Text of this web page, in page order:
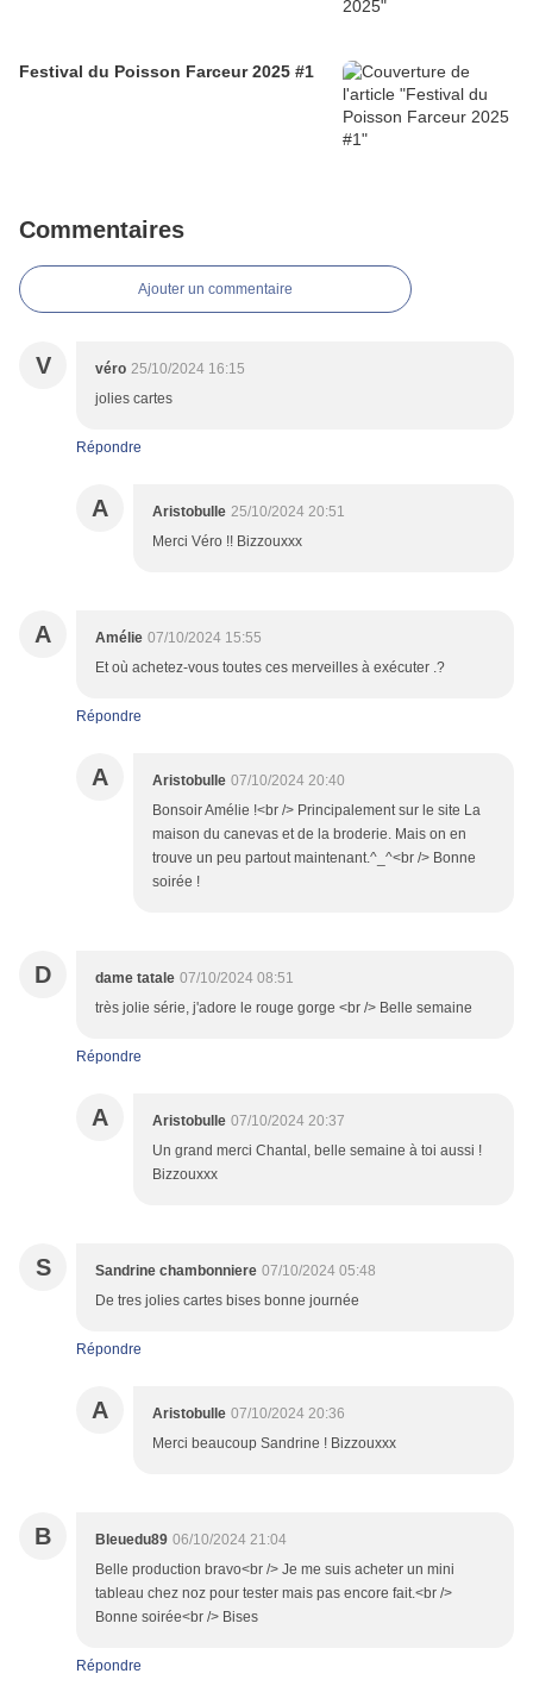
Festival du Poisson Farceur 2025 #1
Commentaires
Ajouter un commentaire
V véro 25/10/2024 16:15
jolies cartes
Répondre
A Aristobulle 25/10/2024 20:51
Merci Véro !! Bizzouxxx
A Amélie 07/10/2024 15:55
Et où achetez-vous toutes ces merveilles à exécuter .?
Répondre
A Aristobulle 07/10/2024 20:40
Bonsoir Amélie !<br /> Principalement sur le site La
maison du canevas et de la broderie. Mais on en
trouve un peu partout maintenant.^_^<br /> Bonne
soirée !
D dame tatale 07/10/2024 08:51
très jolie série, j'adore le rouge gorge <br /> Belle semaine
Répondre
A Aristobulle 07/10/2024 20:37
Un grand merci Chantal, belle semaine à toi aussi !
Bizzouxxx
S Sandrine chambonniere 07/10/2024 05:48
De tres jolies cartes bises bonne journée
Répondre
A Aristobulle 07/10/2024 20:36
Merci beaucoup Sandrine ! Bizzouxxx
B Bleuedu89 06/10/2024 21:04
Belle production bravo<br /> Je me suis acheter un mini
tableau chez noz pour tester mais pas encore fait.<br />
Bonne soirée<br /> Bises
Répondre